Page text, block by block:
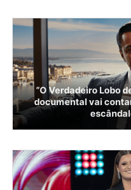
“O Verdadeiro Lobo
documental vai